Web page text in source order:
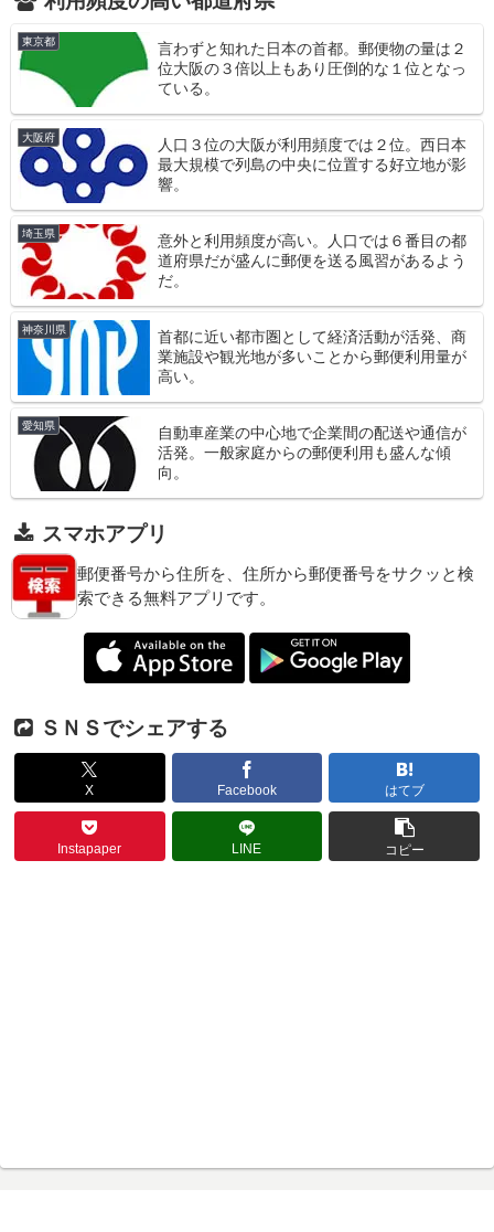
東京都
言わずと知れた日本の首都。郵便物の量は２
位大阪の３倍以上もあり圧倒的な１位となっ
ている。
大阪府
人口３位の大阪が利用頻度では２位。西日本
最大規模で列島の中央に位置する好立地が影
響。
埼玉県
意外と利用頻度が高い。人口では６番目の都
道府県だが盛んに郵便を送る風習があるよう
だ。
神奈川県
首都に近い都市圏として経済活動が活発、商
業施設や観光地が多いことから郵便利用量が
高い。
愛知県
自動車産業の中心地で企業間の配送や通信が
活発。一般家庭からの郵便利用も盛んな傾
向。
スマホアプリ
郵便番号から住所を、住所から郵便番号をサクッと検
索できる無料アプリです。
ＳＮＳでシェアする
X Facebook はてブ
Instapaper LINE コピー